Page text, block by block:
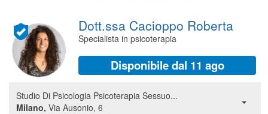
Milano (MI)
Prenota una visita
Ricerca specialisti
Consulti online
(su medicitalia.it)
Dott.ssa Cacioppo Roberta
Specialista in psicoterapia
Disponibile dal 11 ago
Studio Di Psicologia Psicoterapia Sessuo...
Milano, Via Ausonio, 6